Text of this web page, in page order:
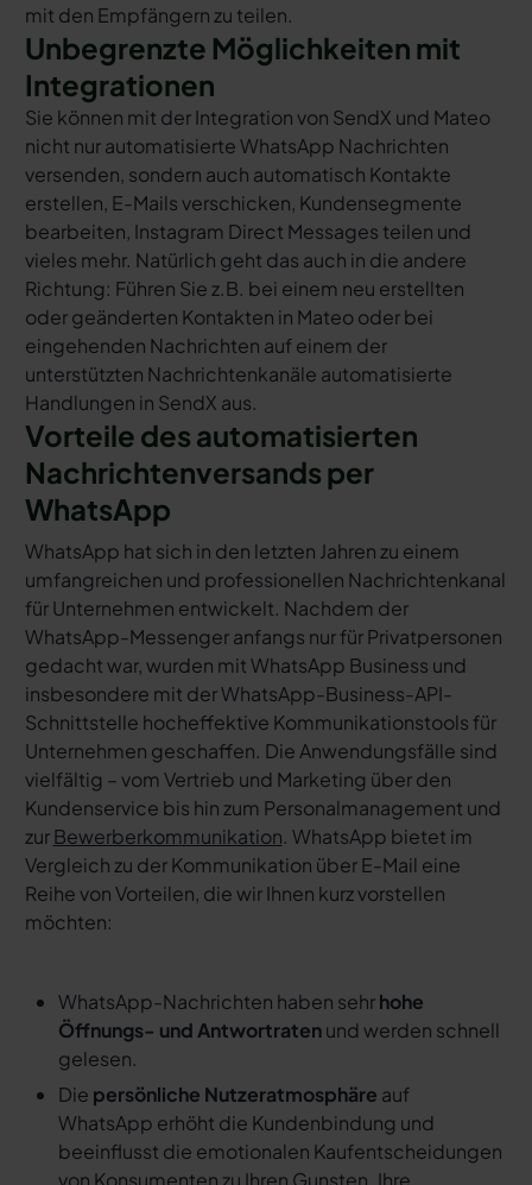
mit den Empfängern zu teilen.
Unbegrenzte Möglichkeiten mit
Integrationen
Sie können mit der Integration von SendX und Mateo
nicht nur automatisierte WhatsApp Nachrichten
versenden, sondern auch automatisch Kontakte
erstellen, E-Mails verschicken, Kundensegmente
bearbeiten, Instagram Direct Messages teilen und
vieles mehr. Natürlich geht das auch in die andere
Richtung: Führen Sie z.B. bei einem neu erstellten
oder geänderten Kontakten in Mateo oder bei
eingehenden Nachrichten auf einem der
unterstützten Nachrichtenkanäle automatisierte
Handlungen in SendX aus.
Vorteile des automatisierten
Nachrichtenversands per
WhatsApp
WhatsApp hat sich in den letzten Jahren zu einem
umfangreichen und professionellen Nachrichtenkanal
für Unternehmen entwickelt. Nachdem der
WhatsApp-Messenger anfangs nur für Privatpersonen
gedacht war, wurden mit WhatsApp Business und
insbesondere mit der WhatsApp-Business-API-
Schnittstelle hocheffektive Kommunikationstools für
Unternehmen geschaffen. Die Anwendungsfälle sind
vielfältig – vom Vertrieb und Marketing über den
Kundenservice bis hin zum Personalmanagement und
zurBewerberkommunikation. WhatsApp bietet im
Vergleich zu der Kommunikation über E-Mail eine
Reihe von Vorteilen, die wir Ihnen kurz vorstellen
möchten:
WhatsApp-Nachrichten haben sehrhohe
Öffnungs- und Antwortratenund werden schnell
gelesen.
Die persönliche Nutzeratmosphäre auf
WhatsApp erhöht die Kundenbindung und
beeinflusst die emotionalen Kaufentscheidungen